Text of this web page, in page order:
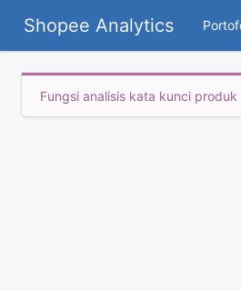
Shopee Analytics
Fungsi analisis kata kunci